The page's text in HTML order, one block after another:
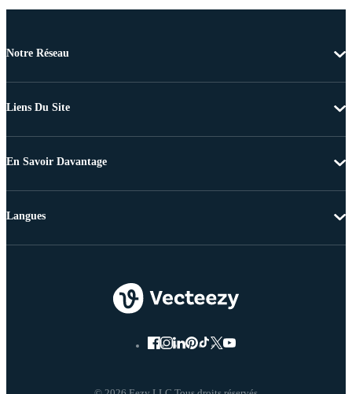
Notre Réseau
Liens Du Site
En Savoir Davantage
Langues